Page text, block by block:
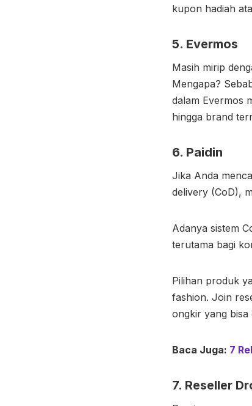
kupon hadiah
5. Evermos
Masih mirip
Mengapa?
dalam Evermos
hingga brand
6. Paidin
Jika Anda
delivery (CoD),
Adanya sistem
terutama bagi
Pilihan produk
fashion. Join
ongkir yang bisa
Baca Juga: 7
7. Reseller